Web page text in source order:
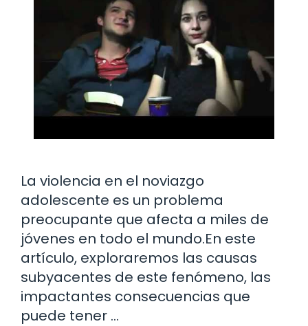
La violencia en el noviazgo
adolescente es un problema
preocupante que afecta a miles de
jóvenes en todo el mundo.En este
artículo, exploraremos las causas
subyacentes de este fenómeno, las
impactantes consecuencias que
puede tener …